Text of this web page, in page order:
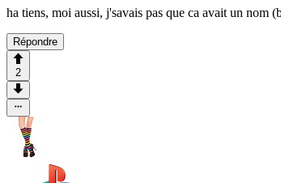
ha tiens, moi aussi, j'savais pas que ca avait un nom
Répondre
2